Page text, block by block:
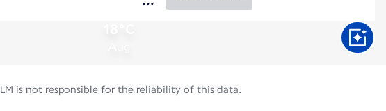
is not responsible for the reliability of this data.